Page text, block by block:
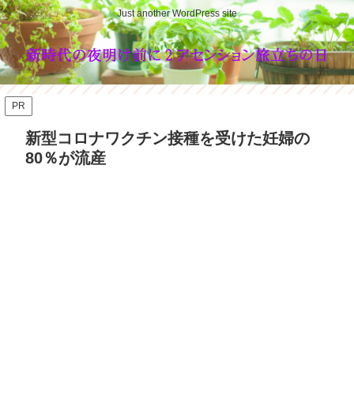
Just another WordPress site
PR
新型コロナワクチン接種を受けた妊婦の
80％が流産